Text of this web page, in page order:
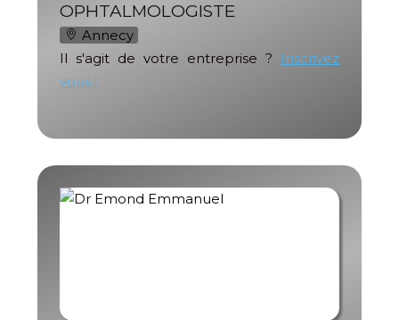
OPHTALMOLOGISTE
Annecy
Il s'agit de votre entreprise ?
Inscrivez
vous !